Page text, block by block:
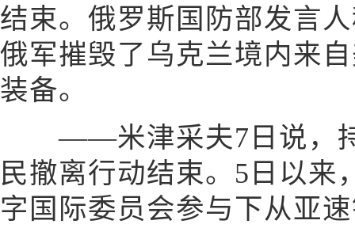
结束。俄罗斯国防部发言
俄军摧毁了乌克兰境内来
装备。
——米津采夫7日说，持
民撤离行动结束。5日以来
字国际委员会参与下从亚